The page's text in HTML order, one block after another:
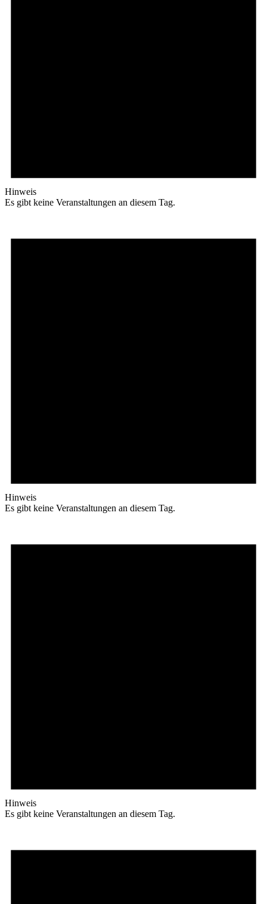
Hinweis
Es gibt keine Veranstaltungen an diesem Tag.
Hinweis
Es gibt keine Veranstaltungen an diesem Tag.
Hinweis
Es gibt keine Veranstaltungen an diesem Tag.